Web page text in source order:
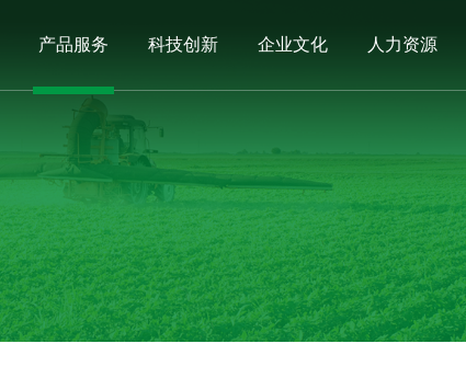
产品服务 科技创新 企业文化 人力资源